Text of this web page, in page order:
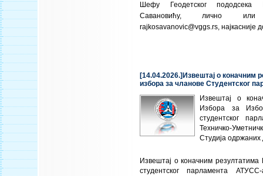
Шефу Геодетског
Савановићу, лично
rajkosavanovic@vggs.rs, најкасније
[14.04.2026.]Извештај о коначним
избора за чланове Студентског
Извештај о
Избора за
студентског
Техничко-
Студија
Извештај о коначним
студентског парламента